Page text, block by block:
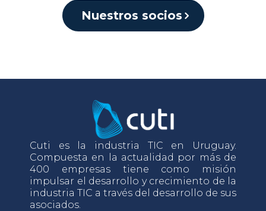
Nuestros socios
Cuti es la industria TIC en Uruguay.
Compuesta en la actualidad por más de
400 empresas tiene como misión
impulsar el desarrollo y crecimiento de la
industria TIC a través del desarrollo de sus
asociados.